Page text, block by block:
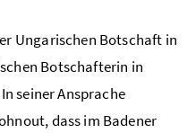
Ungarischen Botschaft in
Botschafterin in
seiner Ansprache
dass im Badener